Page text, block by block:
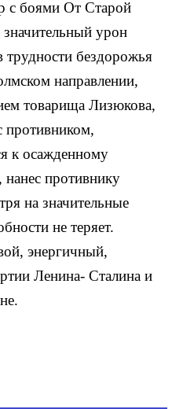
с боями От Старой
урон
трудности бездорожья
направлении,
товарища Лизюкова,
противником,
к осажденному
противнику
на значительные
не теряет.
энергичный,
Ленина- Сталина и